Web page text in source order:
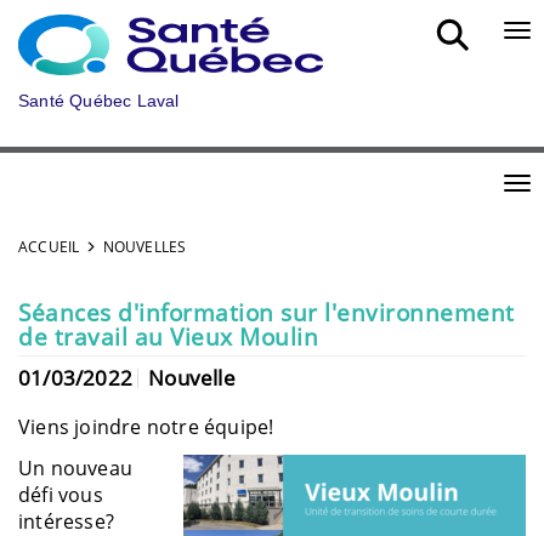
Aller au menu principal
Santé Québec Laval
ACCUEIL NOUVELLES
Séances d'information sur l'environnement
de travail au Vieux Moulin
01/03/2022 Nouvelle
Viens joindre notre équipe!
Un nouveau
défi vous
intéresse?